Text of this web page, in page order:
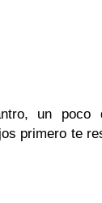
un poco
primero te